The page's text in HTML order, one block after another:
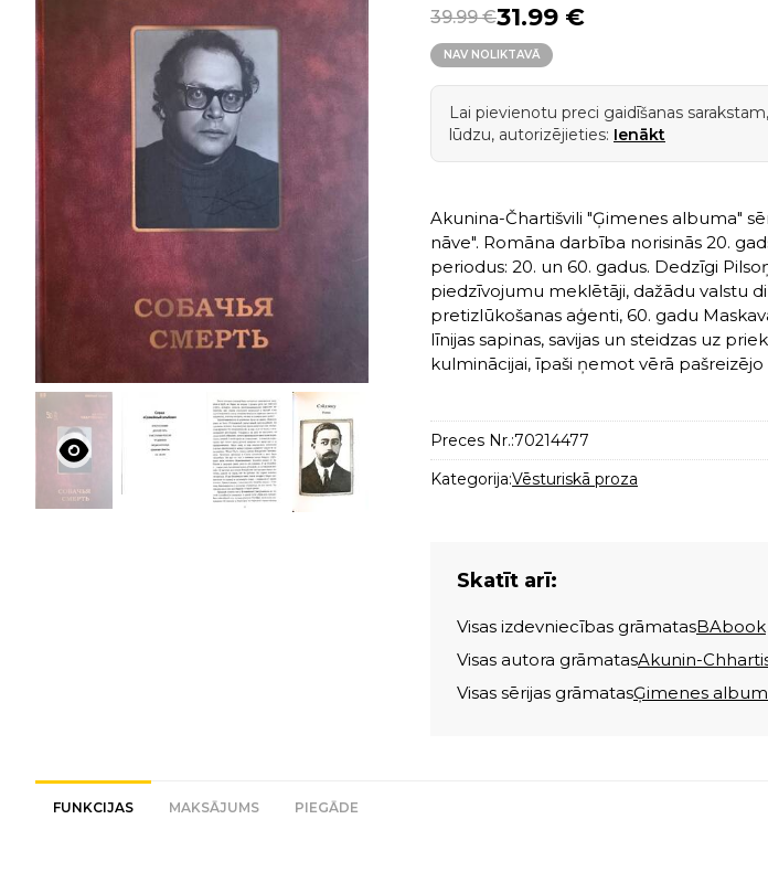
39.99 €31.99 €
NAV NOLIKTAVĀ
Lai pievienotu preci gaidīšanas sarakstam,
lūdzu, autorizējieties: Ienākt
Akunina-Čhartišvili "Ģimenes albuma"
nāve". Romāna darbība norisinās 20.
periodus: 20. un 60. gadus. Dedzīgi
piedzīvojumu meklētāji, dažādu valstu
pretizlūkošanas aģenti, 60. gadu
līnijas sapinas, savijas un steidzas uz
kulminācijai, īpaši ņemot vērā
Preces Nr.:70214477
Kategorija:Vēsturiskā proza
Skatīt arī:
Visas izdevniecības grāmatasBAbook
Visas autora grāmatasAkunin-
Visas sērijas grāmatasĢimenes
FUNKCIJAS MAKSĀJUMS PIEGĀDE